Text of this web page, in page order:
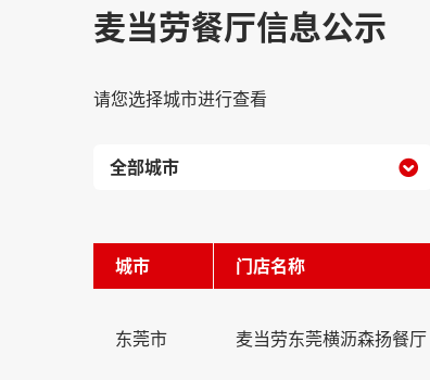
麦当劳餐厅信息公示
请您选择城市进行查看

城市 门店名称
东莞市 麦当劳东莞横沥森扬餐厅